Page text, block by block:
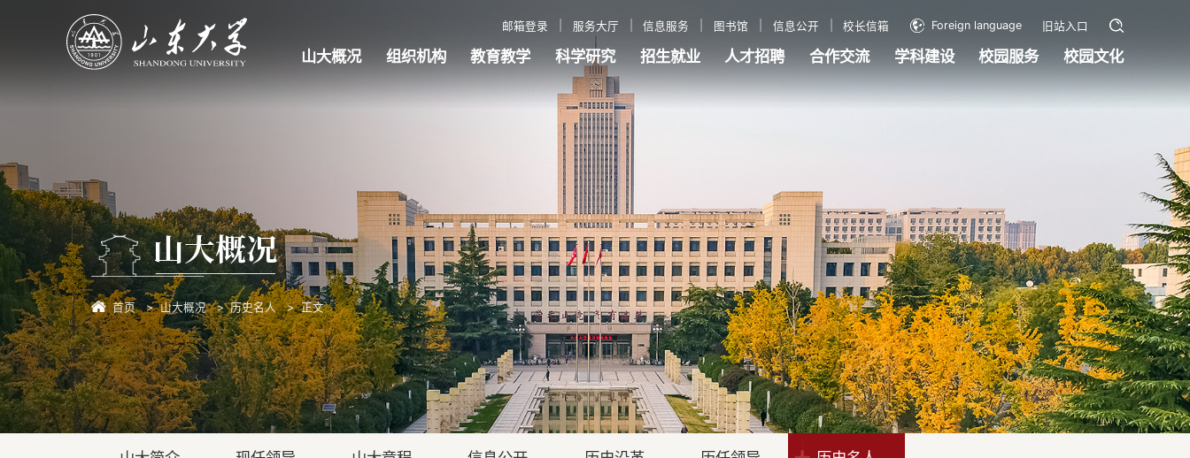
邮箱登录 服务大厅 信息服务 图书馆 信息公开 校长信箱 Foreign language 旧站入口
山大概况 组织机构 教育教学 科学研究 招生就业 人才招聘 合作交流 学科建设 校园服务 校园文化
山大概况
首页 山大概况 历史名人 正文